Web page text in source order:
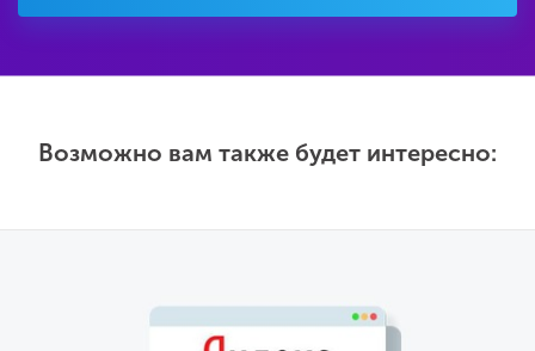
Возможно вам также будет интересно: